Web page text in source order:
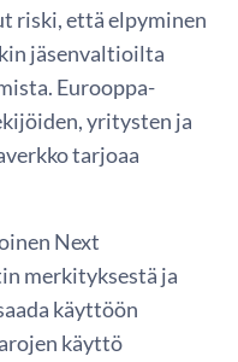
riski, että elpyminen
jäsenvaltioilta
Eurooppa-
yritysten ja
tarjoaa
Next
merkityksestä ja
käyttöön
käyttö